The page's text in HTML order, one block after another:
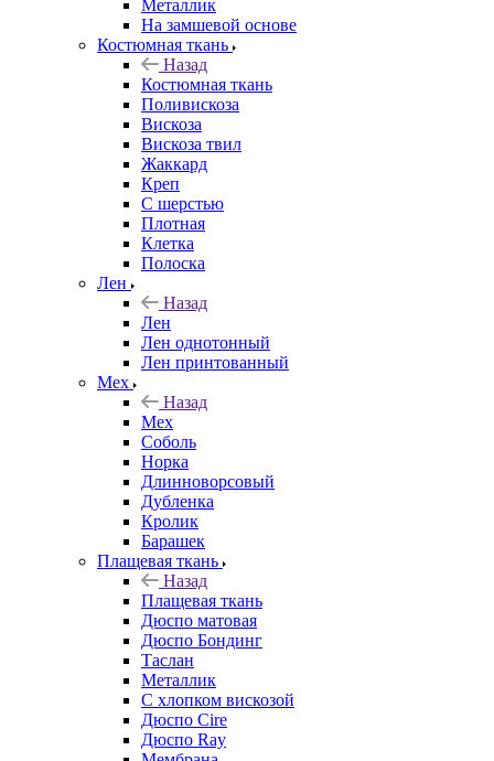
Металлик
На замшевой основе
Костюмная ткань
Назад
Костюмная ткань
Поливискоза
Вискоза
Вискоза твил
Жаккард
Креп
С шерстью
Плотная
Клетка
Полоска
Лен
Назад
Лен
Лен однотонный
Лен принтованный
Мех
Назад
Мех
Соболь
Норка
Длинноворсовый
Дубленка
Кролик
Барашек
Плащевая ткань
Назад
Плащевая ткань
Дюспо матовая
Дюспо Бондинг
Таслан
Металлик
С хлопком вискозой
Дюспо Cire
Дюспо Ray